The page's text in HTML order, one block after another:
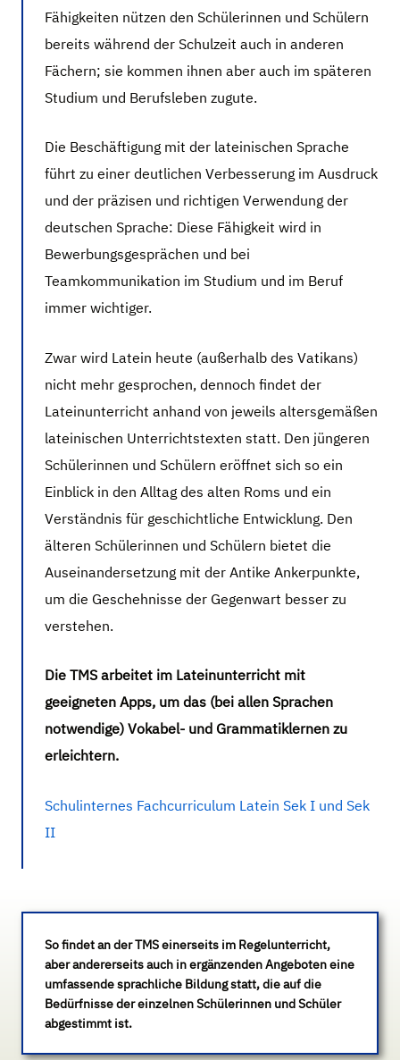
Fähigkeiten nützen den Schülerinnen und Schülern
bereits während der Schulzeit auch in anderen
Fächern; sie kommen ihnen aber auch im späteren
Studium und Berufsleben zugute.
Die Beschäftigung mit der lateinischen Sprache
führt zu einer deutlichen Verbesserung im Ausdruck
und der präzisen und richtigen Verwendung der
deutschen Sprache: Diese Fähigkeit wird in
Bewerbungsgesprächen und bei
Teamkommunikation im Studium und im Beruf
immer wichtiger.
Zwar wird Latein heute (außerhalb des Vatikans)
nicht mehr gesprochen, dennoch findet der
Lateinunterricht anhand von jeweils altersgemäßen
lateinischen Unterrichtstexten statt. Den jüngeren
Schülerinnen und Schülern eröffnet sich so ein
Einblick in den Alltag des alten Roms und ein
Verständnis für geschichtliche Entwicklung. Den
älteren Schülerinnen und Schülern bietet die
Auseinandersetzung mit der Antike Ankerpunkte,
um die Geschehnisse der Gegenwart besser zu
verstehen.
Die TMS arbeitet im Lateinunterricht mit
geeigneten Apps, um das (bei allen Sprachen
notwendige) Vokabel- und Grammatiklernen zu
erleichtern.
Schulinternes Fachcurriculum Latein Sek I und Sek
II
So findet an der TMS einerseits im Regelunterricht,
aber andererseits auch in ergänzenden Angeboten eine
umfassende sprachliche Bildung statt, die auf die
Bedürfnisse der einzelnen Schülerinnen und Schüler
abgestimmt ist.